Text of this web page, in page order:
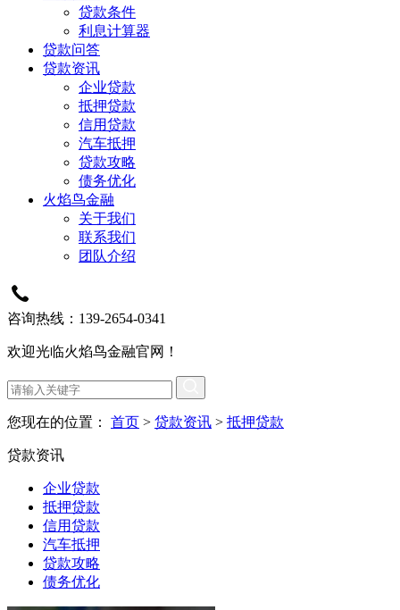
贷款条件
利息计算器
贷款问答
贷款资讯
企业贷款
抵押贷款
信用贷款
汽车抵押
贷款攻略
债务优化
火焰鸟金融
关于我们
联系我们
团队介绍
咨询热线：139-2654-0341
欢迎光临火焰鸟金融官网！
您现在的位置： 首页 > 贷款资讯 > 抵押贷款
贷款资讯
企业贷款
抵押贷款
信用贷款
汽车抵押
贷款攻略
债务优化